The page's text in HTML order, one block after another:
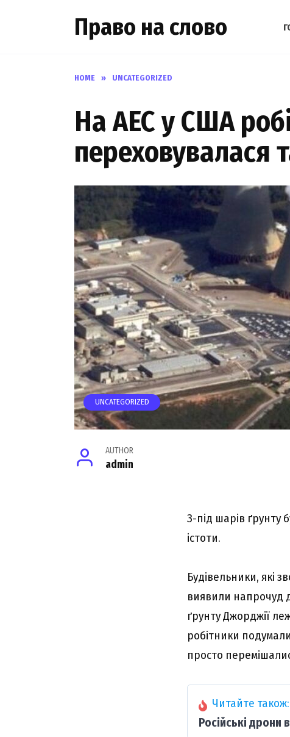
Право на слово
HOME » UNCATEGORIZED
На АЕС у США
переховувалася
UNCATEGORIZED
AUTHOR
admin
З-під шарів ґрунту
істоти.
Будівельники, які
виявили напрочуд
ґрунту Джорджії
робітники
просто
Читайте також:
Російські дрони